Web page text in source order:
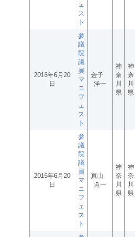
ェ
ス
ト
2016年6月20
日
参
議
院
議
員
マ
ニ
フ
ェ
ス
ト
金子
洋一
神
奈
川
県
神
奈
川
県
2016年6月20
日
参
議
院
議
員
マ
ニ
フ
ェ
ス
ト
真山
勇一
神
奈
川
県
神
奈
川
県